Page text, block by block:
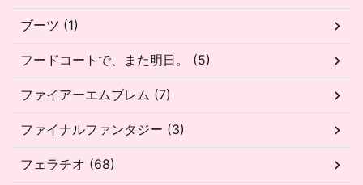
ブーツ (1)
フードコートで、また明日。 (5)
ファイアーエムブレム (7)
ファイナルファンタジー (3)
フェラチオ (68)